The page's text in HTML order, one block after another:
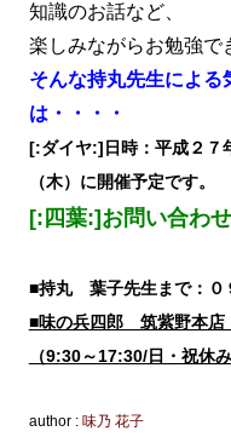
知識のお話など、
楽しみながらお勉強で
そんな持丸先生による
は・・・・
[:ダイヤ:]日時：平成２７
（木）に開催予定です。
[:四葉:]お問い合わ
■持丸 葉子先生まで：０
■味の兵四郎 筑紫野本店
（9:30～17:30/日・祝休み
author : 味乃 花子